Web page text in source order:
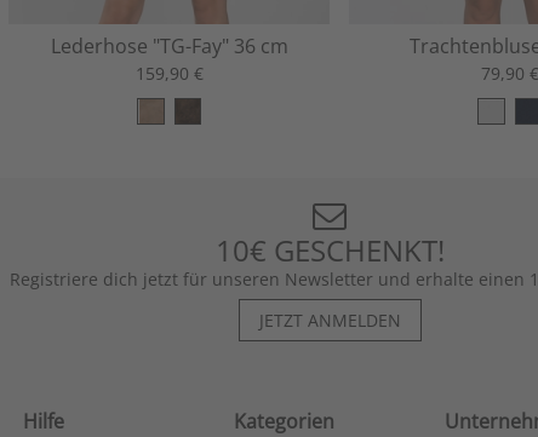
Lederhose "TG-Fay" 36 cm
159,90 € 79,90 €
10€ GESCHENKT!
Registriere dich jetzt für unseren Newsletter und erhalte einen
JETZT ANMELDEN
Hilfe Kategorien